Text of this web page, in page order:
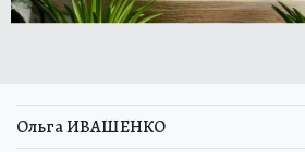
Ольга ИВАШЕНКО